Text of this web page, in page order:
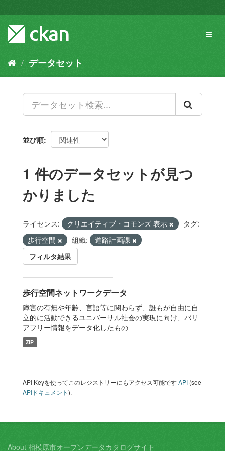
キ
容
データセット
並び順
1 件のデータセットが見つ
かりました
ライセンス: クリエイティブ・コモンズ 表示
タグ:
歩行空間
組織:
道路計画課
フィルタ結果
歩行空間ネットワークデータ
障害の有無や年齢、言語等に関わらず、誰もが自由に自
立的に活動できるユニバーサル社会の実現に向け、バリ
アフリー情報をデータ化したもの
ZIP
API Keyを使ってこのレジストリーにもアクセス可能ですAPI (see
APIドキュメント).
About 相模原市オープンデータカタログサイト